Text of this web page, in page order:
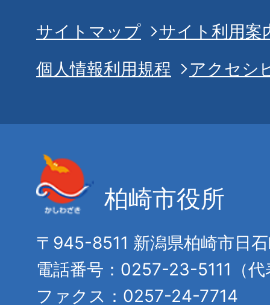
サイトマップ
サイト利用案
個人情報利用規程
アクセシ
柏崎市役所
〒945-8511 新潟県柏崎市日
電話番号：0257-23-5111（代
ファクス：0257-24-7714